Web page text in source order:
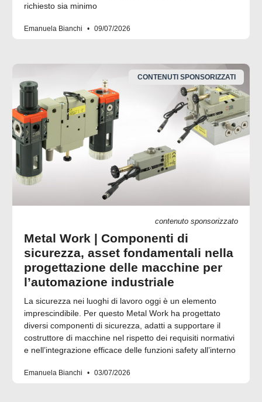
richiesto sia minimo
Emanuela Bianchi 09/07/2026
CONTENUTI SPONSORIZZATI
contenuto sponsorizzato
Metal Work | Componenti di
sicurezza, asset fondamentali nella
progettazione delle macchine per
l’automazione industriale
La sicurezza nei luoghi di lavoro oggi è un elemento
imprescindibile. Per questo Metal Work ha progettato
diversi componenti di sicurezza, adatti a supportare il
costruttore di macchine nel rispetto dei requisiti normativi
e nell’integrazione efficace delle funzioni safety all’interno
Emanuela Bianchi 03/07/2026